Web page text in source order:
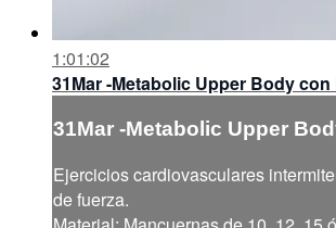
1:01:02
31Mar -Metabolic Upper Body con
31Mar -Metabolic Upper
Ejercicios cardiovasculares
de fuerza.